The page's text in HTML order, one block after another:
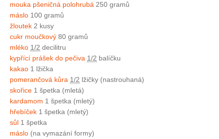
mouka pšeničná polohrubá 250 gramů
máslo 100 gramů
žloutek 2 kusy
cukr moučkový 80 gramů
mléko 1/2 decilitru
kypřící prášek do pečiva 1/2 balíčku
kakao 1 lžička
pomerančová kůra 1/2 lžičky (nastrouhaná)
skořice 1 špetka (mletá)
kardamom 1 špetka (mletý)
hřebíček 1 špetka (mletý)
sůl 1 špetka
máslo (na vymazání formy)